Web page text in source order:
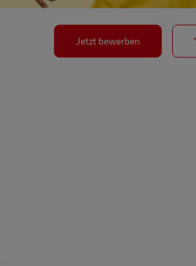
Jetzt bewerben